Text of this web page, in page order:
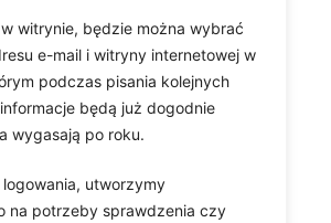
witrynie, będzie można wybrać
e-mail i witryny internetowej w
podczas pisania kolejnych
będą już dogodnie
wygasają po roku.
utworzymy
na potrzeby sprawdzenia czy
Search
Keep In Touch